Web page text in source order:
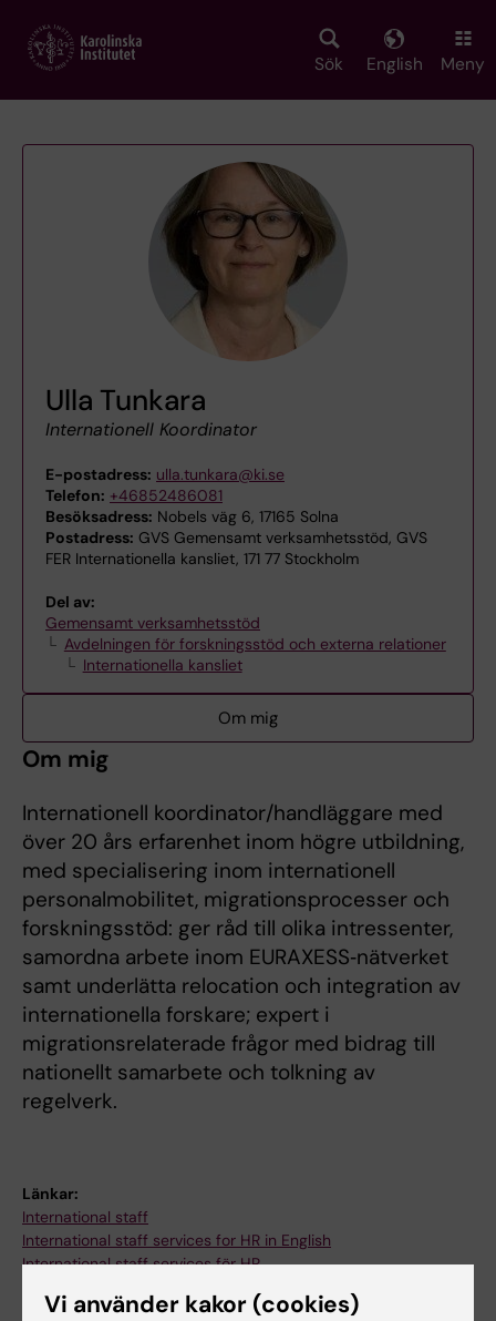
main
Sök English Meny
Ulla Tunkara
Internationell Koordinator
E-postadress: ulla.tunkara@ki.se
Telefon: +46852486081
Besöksadress: Nobels väg 6, 17165 Solna
Postadress: GVS Gemensamt verksamhetsstöd, GVS
FER Internationella kansliet, 171 77 Stockholm
Del av:
Gemensamt verksamhetsstöd
Avdelningen för forskningsstöd och externa relationer
Internationella kansliet
Om mig
Om mig
Internationell koordinator/handläggare med
över 20 års erfarenhet inom högre utbildning,
med specialisering inom internationell
personalmobilitet, migrationsprocesser och
forskningsstöd: ger råd till olika intressenter,
samordna arbete inom EURAXESS‑nätverket
samt underlätta relocation och integration av
internationella forskare; expert i
migrationsrelaterade frågor med bidrag till
nationellt samarbete och tolkning av
regelverk.
Länkar:
International staff
International staff services for HR in English
International staff services för HR
Vi använder kakor (cookies)